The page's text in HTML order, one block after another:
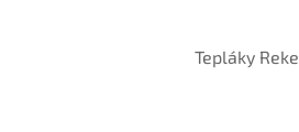
Tepláky Reke